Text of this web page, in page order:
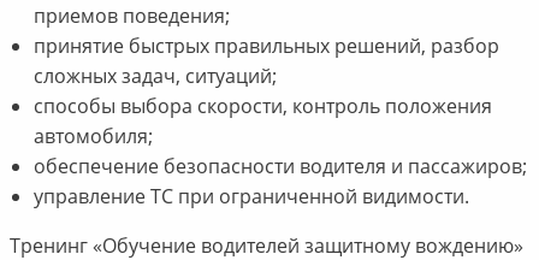
приемов поведения;
принятие быстрых правильных решений, разбор
сложных задач, ситуаций;
способы выбора скорости, контроль положения
автомобиля;
обеспечение безопасности водителя и пассажиров;
управление ТС при ограниченной видимости.
Тренинг «Обучение водителей защитному вождению»